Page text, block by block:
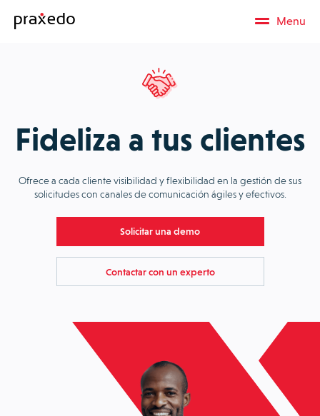
Menu
Fideliza a tus clientes
Ofrece a cada cliente visibilidad y flexibilidad en la gestión de sus
solicitudes con canales de comunicación ágiles y efectivos.
Solicitar una demo
Contactar con un experto